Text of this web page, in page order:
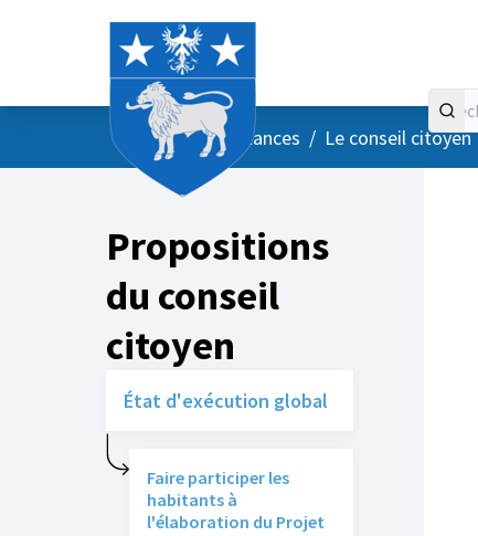
AccueilMenu principal
/ Vos instances / Le conseil citoyen
Propositions
du conseil
citoyen
État d'exécution global
Faire participer les
habitants à
l'élaboration du Projet